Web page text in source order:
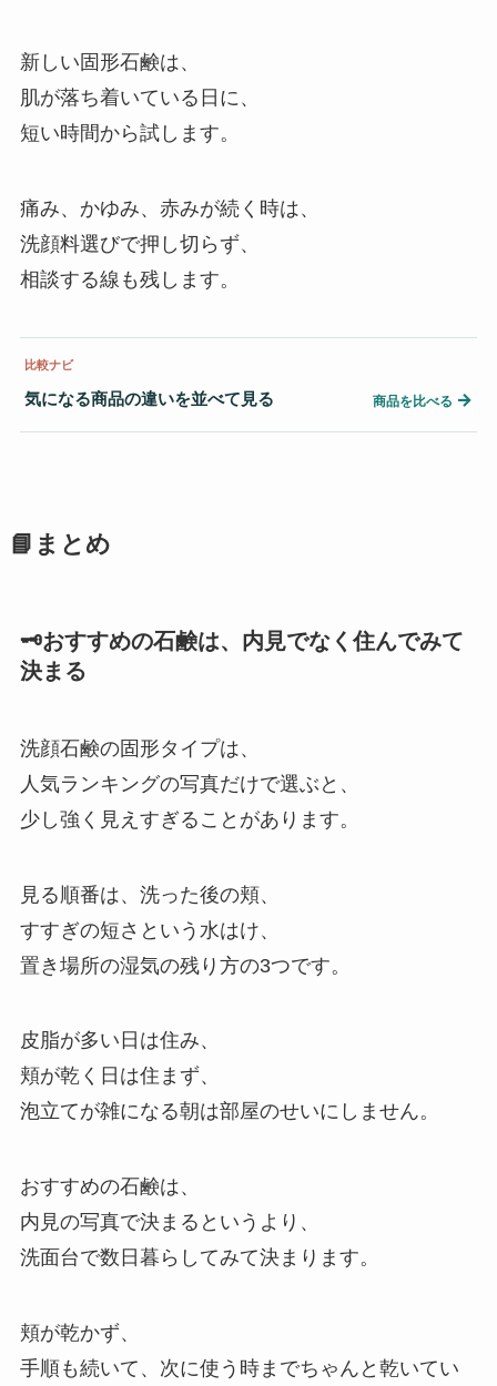
新しい固形石鹸は、
肌が落ち着いている日に、
短い時間から試します。
痛み、かゆみ、赤みが続く時は、
洗顔料選びで押し切らず、
相談する線も残します。
比較ナビ
気になる商品の違いを並べて見る 商品を比べる →
📘まとめ
🗝️おすすめの石鹸は、内見でなく住んでみて
決まる
洗顔石鹸の固形タイプは、
人気ランキングの写真だけで選ぶと、
少し強く見えすぎることがあります。
見る順番は、洗った後の頬、
すすぎの短さという水はけ、
置き場所の湿気の残り方の3つです。
皮脂が多い日は住み、
頬が乾く日は住まず、
泡立てが雑になる朝は部屋のせいにしません。
おすすめの石鹸は、
内見の写真で決まるというより、
洗面台で数日暮らしてみて決まります。
頬が乾かず、
手順も続いて、次に使う時までちゃんと乾いてい